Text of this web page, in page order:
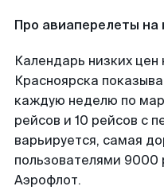
Про авиаперелеты
Календарь низких цен
Красноярска
каждую неделю по
рейсов и 10 рейсов с
варьируется, самая
пользователями 9000
Аэрофлот.